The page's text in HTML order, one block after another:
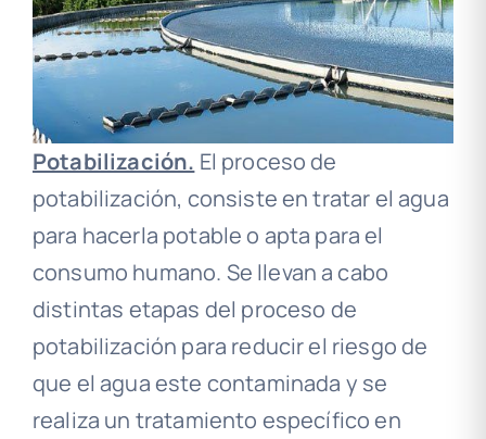
Potabilización. El proceso de
potabilización, consiste en tratar el agua
para hacerla potable o apta para el
consumo humano. Se llevan a cabo
distintas etapas del proceso de
potabilización para reducir el riesgo de
que el agua este contaminada y se
realiza un tratamiento específico en